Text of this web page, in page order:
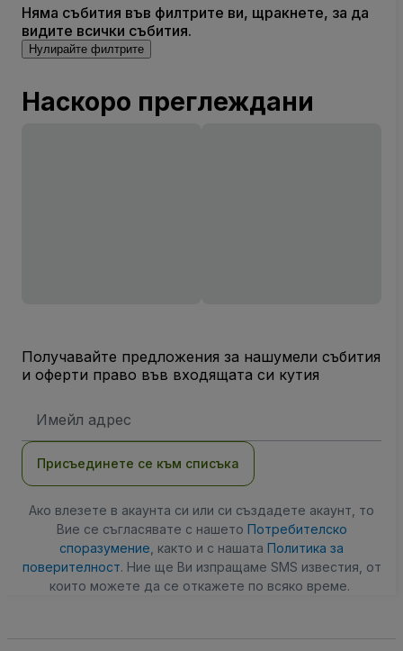
Няма събития във филтрите ви, щракнете, за да
видите всички събития.
Нулирайте филтрите
Наскоро преглеждани
Получавайте предложения за нашумели събития
и оферти право във входящата си кутия
адрес
Присъединете се към списъка
Ако влезете в акаунта си или си създадете акаунт, то
Вие се съгласявате с нашето Потребителско
споразумение , както и с нашата Политика за
поверителност. Ние ще Ви изпращаме SMS известия, от
които можете да се откажете по всяко време.